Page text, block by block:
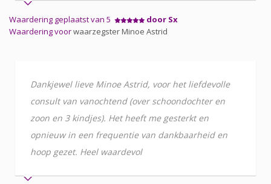
Waardering geplaatst van 5
door Sx
Waardering voorwaarzegster Minoe Astrid
Dankjewel lieve Minoe Astrid, voor het liefdevolle
consult van vanochtend (over schoondochter en
zoon en 3 kindjes). Het heeft me gesterkt en
opnieuw in een frequentie van dankbaarheid en
hoop gezet. Heel waardevol